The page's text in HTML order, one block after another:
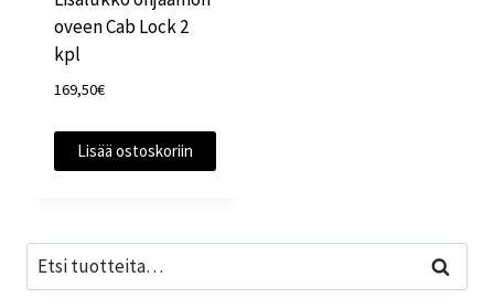
oveen Cab Lock 2
kpl
169,50€
Lisää ostoskoriin
Etsi: Haku